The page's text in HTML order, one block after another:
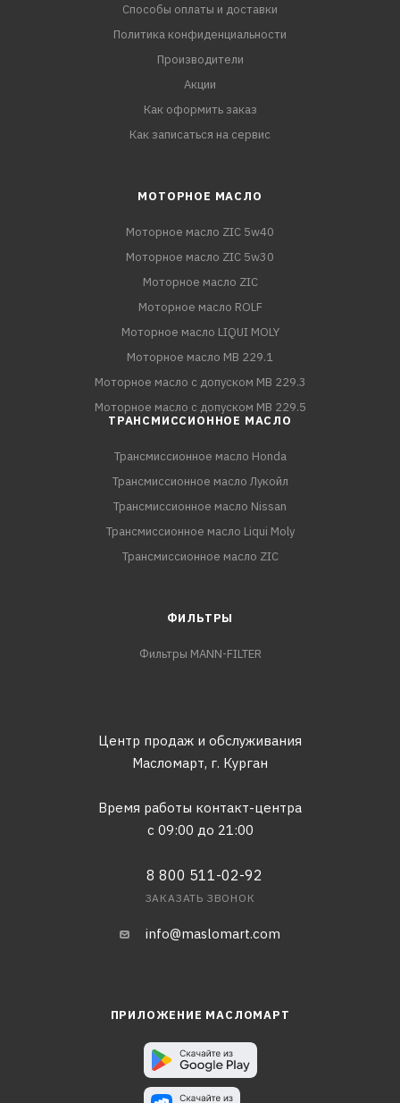
Способы оплаты и доставки
Политика конфиденциальности
Производители
Акции
Как оформить заказ
Как записаться на сервис
МОТОРНОЕ МАСЛО
Моторное масло ZIC 5w40
Моторное масло ZIC 5w30
Моторное масло ZIC
Моторное масло ROLF
Моторное масло LIQUI MOLY
Моторное масло MB 229.1
Моторное масло с допуском MB 229.3
Моторное масло с допуском MB 229.5
ТРАНСМИССИОННОЕ МАСЛО
Трансмиссионное масло Honda
Трансмиссионное масло Лукойл
Трансмиссионное масло Nissan
Трансмиссионное масло Liqui Moly
Трансмиссионное масло ZIC
ФИЛЬТРЫ
Фильтры MANN-FILTER
Центр продаж и обслуживания
Масломарт, г. Курган
Время работы контакт-центра
с 09:00 до 21:00
8 800 511-02-92
ЗАКАЗАТЬ ЗВОНОК
info@maslomart.com
ПРИЛОЖЕНИЕ МАСЛОМАРТ